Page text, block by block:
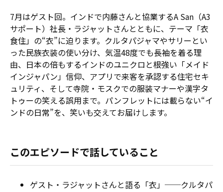
7月はゲスト回。インドで内藤さんと協業するA San（A3
サポート）社長・ラジャットさんとともに、テーマ「衣
食住」の“衣”に迫ります。クルタパジャマやサリーとい
った民族衣装の使い分け、気温48度でも長袖を着る理
由、日本の倍もするインドのユニクロと根強い「メイド
インジャパン」信仰、アプリで来客を承認する住宅セキ
ュリティ、そして寺院・モスクでの服装マナーや漢字タ
トゥーの笑える誤用まで。パンフレットには載らない“イ
ンドの日常”を、笑いも交えてお届けします。
このエピソードで話していること
ゲスト・ラジャットさんと語る「衣」──クルタパ